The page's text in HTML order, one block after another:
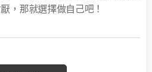
，那就選擇做自己吧！